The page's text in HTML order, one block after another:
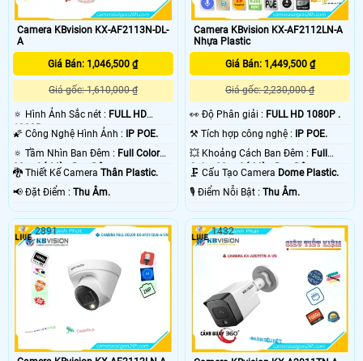
Camera KBvision KX-AF2113N-DL-
A
Giá Bán: 1,046,500 ₫
Giá gốc: 1,610,000 ₫
🔅 Hình Ảnh Sắc nét : FULL HD
1080P .
🌠 Công Nghệ Hình Ảnh :
IP POE.
🔅 Tầm Nhìn Ban Đêm : Full Color
30m Có Màu Ban Ðêm.
🐉️ Thiết Kế Camera Thân Plastic.
️📢 Đặt Điểm : Thu Âm.
Camera KBvision KX-AF2112LN-A
Nhựa Plastic
Giá Bán: 1,449,500 ₫
Giá gốc: 2,230,000 ₫
️👀 Độ Phân giải : FULL HD 1080P .
⚒ Tích hợp công nghệ : IP POE.
💥 Khoảng Cách Ban Đêm : Full
Color 30m Có Màu Ban Ðêm.
🗜️ Cấu Tạo Camera Dome Plastic.
️🎙 Điểm Nỗi Bật :Thu Âm.
2891 1432